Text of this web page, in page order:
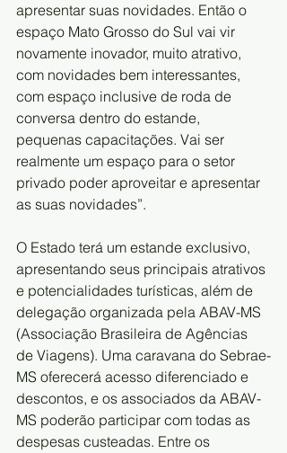
apresentar suas novidades. Então o
espaço Mato Grosso do Sul vai vir
novamente inovador, muito atrativo,
com novidades bem interessantes,
com espaço inclusive de roda de
conversa dentro do estande,
pequenas capacitações. Vai ser
realmente um espaço para o setor
privado poder aproveitar e apresentar
as suas novidades”.
O Estado terá um estande exclusivo,
apresentando seus principais atrativos
e potencialidades turísticas, além de
delegação organizada pela ABAV-MS
(Associação Brasileira de Agências
de Viagens). Uma caravana do Sebrae-
MS oferecerá acesso diferenciado e
descontos, e os associados da ABAV-
MS poderão participar com todas as
despesas custeadas. Entre os